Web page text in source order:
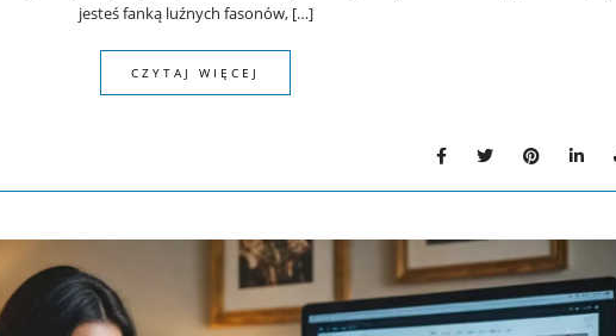
jesteś fanką luźnych fasonów, […]
CZYTAJ WIĘCEJ